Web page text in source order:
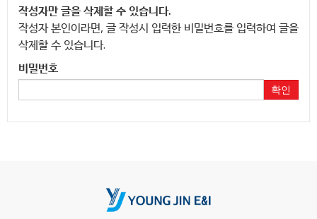
작성자만 글을 삭제할 수 있습니다.
작성자 본인이라면, 글 작성시 입력한 비밀번호를 입력하여 글을
삭제할 수 있습니다.
비밀번호
확인